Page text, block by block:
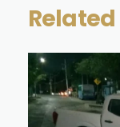
Related